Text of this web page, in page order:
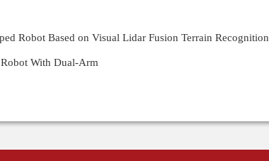
Robot Based on Visual Lidar Fusion Terrain Recognition
With Dual-Arm